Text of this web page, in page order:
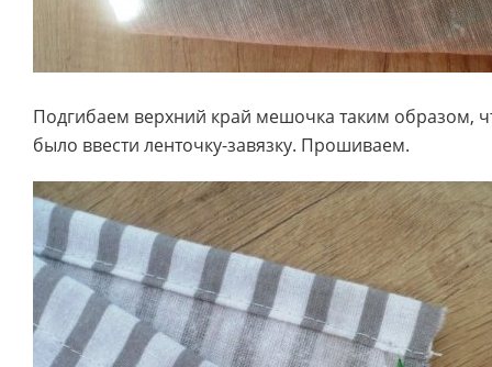
Подгибаем верхний край мешочка таким образом,
было ввести ленточку-завязку. Прошиваем.